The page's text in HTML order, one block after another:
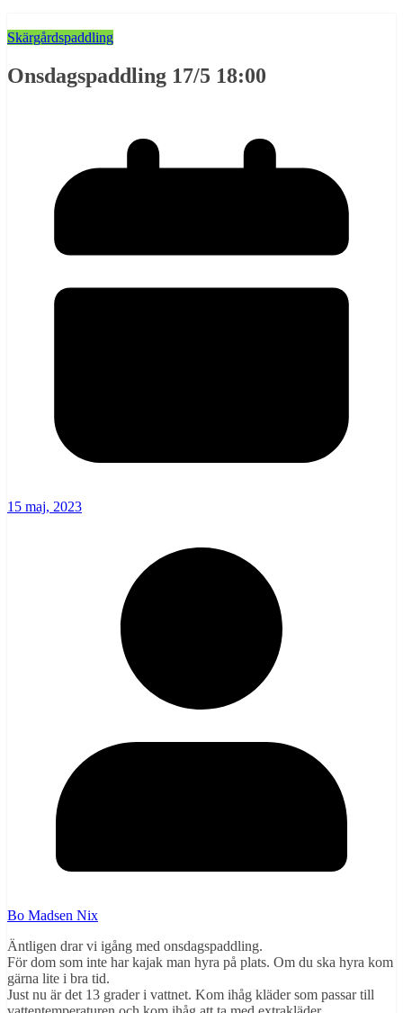
Skärgårdspaddling
Onsdagspaddling 17/5 18:00
15 maj, 2023
Bo Madsen Nix
Äntligen drar vi igång med onsdagspaddling.
För dom som inte har kajak man hyra på plats. Om du ska hyra kom
gärna lite i bra tid.
Just nu är det 13 grader i vattnet. Kom ihåg kläder som passar till